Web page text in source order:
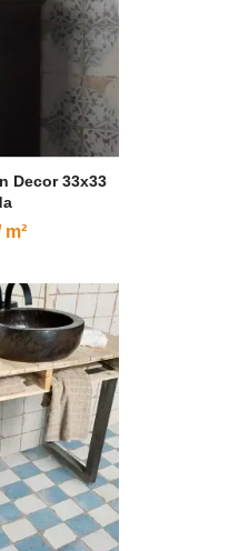
Decor 33x33
m²